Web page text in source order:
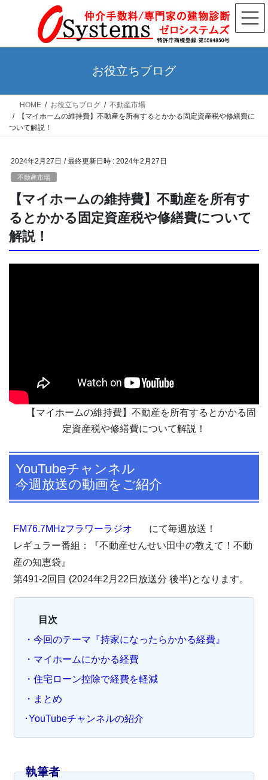
ン
ス
ー
ン
お役立ちブログ
HOME お役立ちブログ
不動産市場
【マイホームの維持費】不動産を所有するとかかる固定資産税や修繕費に
ついて解説！
2024年2月27日 / 最終更新日時 : 2024年2月27日
不動産市場
【マイホームの維持費】不動産を所有す
るとかかる固定資産税や修繕費について
解説！
【マイホームの維持費】不動産を所有するとかかる固
定資産税や修繕費について解説！
YouTubeチャンネル
今週放送の動画をご紹介
FM76.7MHzフラワーラジオ
にて毎週放送！
レギュラー番組：『不動産せんせい田中の教えて！不動
産の知恵袋』
第491-2回目 (2024年2月22日放送分 後半)となります。
目次
・今回のテーマ『持家になったらかかる経費』
・マイホームにかかる経費
・住宅ローン控除で経費を軽減
・まとめ
･YouTubeチャンネルの紹介
執筆者